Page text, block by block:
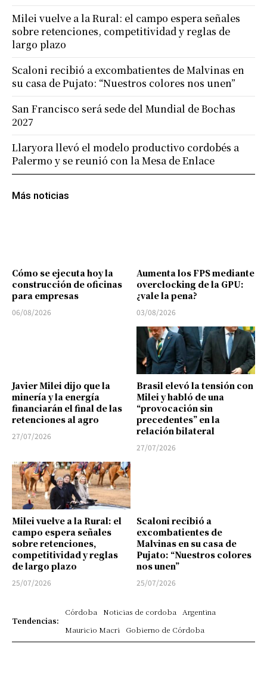
Más noticias
Cómo se ejecuta hoy la
construcción de oficinas
para empresas
06/08/2026
Aumenta los FPS mediante
overclocking de la GPU:
¿vale la pena?
03/08/2026
Javier Milei dijo que la
minería y la energía
financiarán el final de las
retenciones al agro
27/07/2026
Brasil elevó la tensión con
Milei y habló de una
“provocación sin
precedentes” en la
relación bilateral
27/07/2026
Milei vuelve a la Rural: el
campo espera señales
sobre retenciones,
competitividad y reglas
de largo plazo
25/07/2026
Scaloni recibió a
excombatientes de
Malvinas en su casa de
Pujato: “Nuestros colores
nos unen”
25/07/2026
Tendencias:
Córdoba Noticias de cordoba
Argentina
Mauricio Macri
Gobierno de Córdoba
Milei vuelve a la Rural: el campo espera señales
sobre retenciones, competitividad y reglas de
largo plazo
Scaloni recibió a excombatientes de Malvinas en
su casa de Pujato: “Nuestros colores nos unen”
San Francisco será sede del Mundial de Bochas
2027
Llaryora llevó el modelo productivo cordobés a
Palermo y se reunió con la Mesa de Enlace